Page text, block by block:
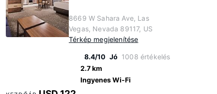
8669 W Sahara Ave, Las
Vegas, Nevada 89117, US
Térkép megjelenítése
8.4/10 Jó 1008 értékelés
2.7 km
Ingyenes Wi-Fi